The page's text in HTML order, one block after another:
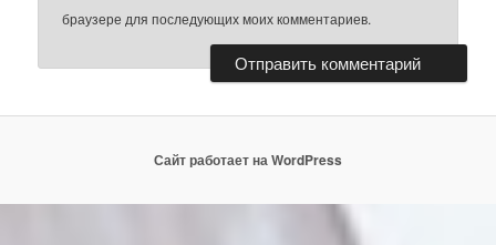
браузере для последующих моих комментариев.
Сайт работает на WordPress